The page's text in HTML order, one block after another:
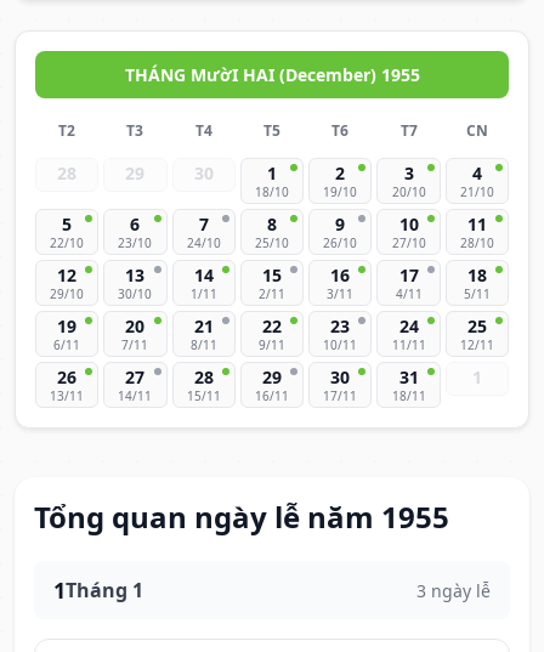
THÁNG MườI HAI (December) 1955
T2 T3 T4 T5 T6 T7 CN
28 29 30 1
18/10
2
19/10
3
20/10
4
21/10
5
22/10
6
23/10
7
24/10
8
25/10
9
26/10
10
27/10
11
28/10
12
29/10
13
30/10
14
1/11
15
2/11
16
3/11
17
4/11
18
5/11
19
6/11
20
7/11
21
8/11
22
9/11
23
10/11
24
11/11
25
12/11
26
13/11
27
14/11
28
15/11
29
16/11
30
17/11
31
18/11
1
Tổng quan ngày lễ năm 1955
1Tháng 1 3 ngày lễ